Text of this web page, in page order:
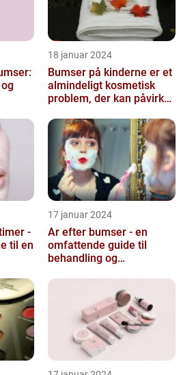
18 januar 2024
Bumser på kinderne er et
almindeligt kosmetisk
problem, der kan påvirke
-
til en
17 januar 2024
Ar efter bumser - en
omfattende guide til
behandling og